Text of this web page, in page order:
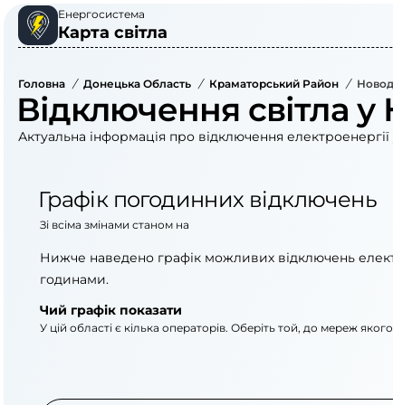
Енергосистема
Карта світла
Головна / Донецька Область / Краматорський Район /
Відключення світла у
Актуальна інформація про відключення
Графік погодинних відключень
Зі всіма змінами станом на
Нижче наведено графік можливих відключень
годинами.
Чий графік показати
У цій області є кілька операторів. Оберіть той, до мереж